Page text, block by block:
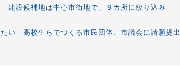
建設候補地は中心市街地で」９カ所に絞り込み
い 高校生らでつくる市民団体、市議会に請願提出